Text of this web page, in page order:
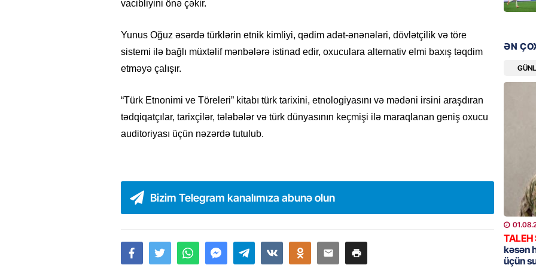
vacibliyini önə çəkir.
Yunus Oğuz əsərdə türklərin etnik kimliyi, qədim adət-ənənələri, dövlətçilik və töre
sistemi ilə bağlı müxtəlif mənbələrə istinad edir, oxuculara alternativ elmi baxış təqdim
etməyə çalışır.
“Türk Etnonimi ve Töreleri” kitabı türk tarixini, etnologiyasını və mədəni irsini araşdıran
tədqiqatçılar, tarixçilər, tələbələr və türk dünyasının keçmişi ilə maraqlanan geniş oxucu
auditoriyası üçün nəzərdə tutulub.
Bizim Telegram kanalımıza abunə olun
GÜNDƏM
HADISƏ
söydü,
BANNER
ƏN
TALEH
kəsən
üçün